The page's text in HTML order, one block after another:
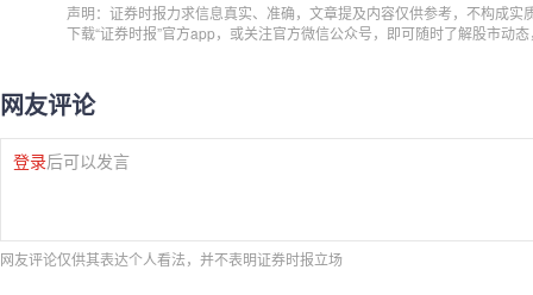
声明：证券时报力求信息真实、准确，文章提及内容仅供参考，不构成实
下载“证券时报”官方app，或关注官方微信公众号，即可随时了解股市动
网友评论
登录后可以发言
网友评论仅供其表达个人看法，并不表明证券时报立场